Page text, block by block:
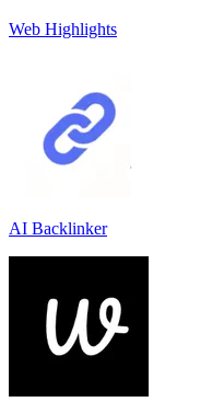
Web Highlights
AI Backlinker